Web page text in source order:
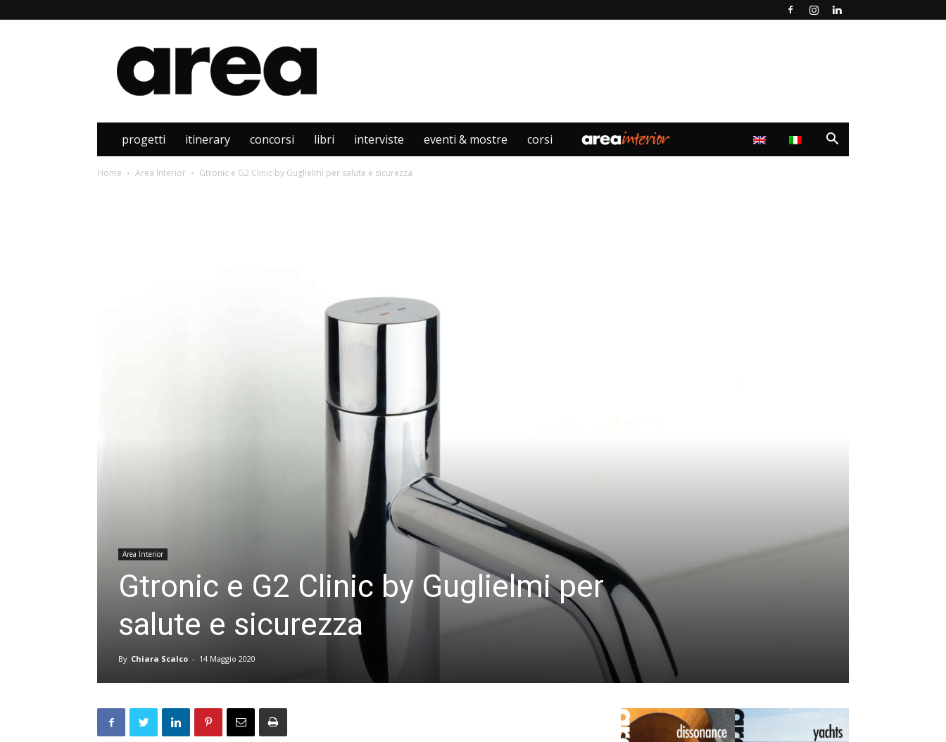
Area
progetti itinerary concorsi libri interviste eventi & mostre corsi
Home Area Interior Gtronic e G2 Clinic by Guglielmi per salute e sicurezza
Area Interior
Gtronic e G2 Clinic by Guglielmi per
salute e sicurezza
By Chiara Scalco - 14 Maggio 2020